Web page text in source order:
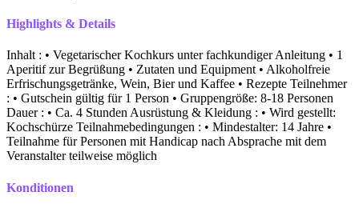
Highlights & Details
Inhalt : • Vegetarischer Kochkurs unter fachkundiger Anleitung • 1
Aperitif zur Begrüßung • Zutaten und Equipment • Alkoholfreie
Erfrischungsgetränke, Wein, Bier und Kaffee • Rezepte Teilnehmer
: • Gutschein gültig für 1 Person • Gruppengröße: 8-18 Personen
Dauer : • Ca. 4 Stunden Ausrüstung & Kleidung : • Wird gestellt:
Kochschürze Teilnahmebedingungen : • Mindestalter: 14 Jahre •
Teilnahme für Personen mit Handicap nach Absprache mit dem
Veranstalter teilweise möglich
Konditionen